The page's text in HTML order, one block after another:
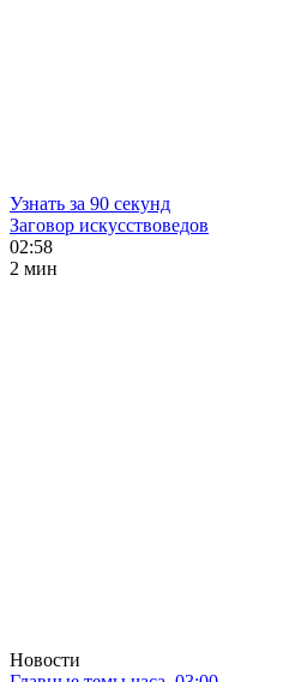
Узнать за 90 секунд
Заговор искусствоведов
02:58
2 мин
Новости